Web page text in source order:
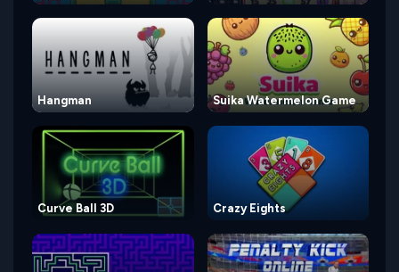
Hangman Suika Watermelon Game
Curve Ball 3D Crazy Eights